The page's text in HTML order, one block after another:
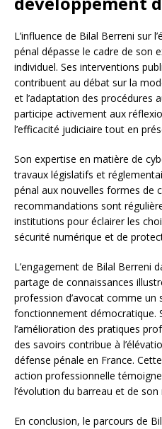
L’influence de Bilal Berreni sur
pénal dépasse le cadre de son
individuel. Ses interventions
contribuent au débat sur la
et l’adaptation des procédures
participe activement aux
l’efficacité judiciaire tout en
Son expertise en matière de
travaux législatifs et
pénal aux nouvelles formes de
recommandations sont
institutions pour éclairer les
sécurité numérique et de
L’engagement de Bilal Berreni
partage de connaissances
profession d’avocat comme un
fonctionnement démocratique.
l’amélioration des pratiques
des savoirs contribue à
défense pénale en France.
action professionnelle
l’évolution du barreau et de
En conclusion, le parcours de